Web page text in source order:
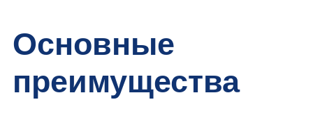
Основные
преимущества